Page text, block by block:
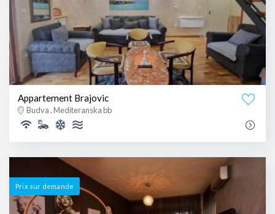
Appartement Brajovic
Budva , Mediteranska bb
Prix ​​sur demande